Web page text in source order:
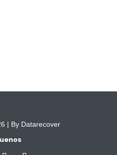
| By Datarecover